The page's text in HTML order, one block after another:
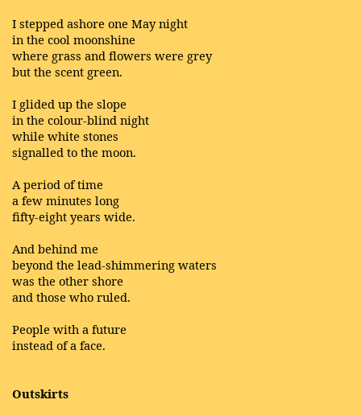
I stepped ashore one May night
in the cool moonshine
where grass and flowers were grey
but the scent green.
I glided up the slope
in the colour-blind night
while white stones
signalled to the moon.
A period of time
a few minutes long
fifty-eight years wide.
And behind me
beyond the lead-shimmering waters
was the other shore
and those who ruled.
People with a future
instead of a face.
Outskirts